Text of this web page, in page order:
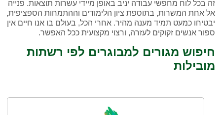
זה בכל לוח מחפשי עבודה יניב באופן מיידי עשרות תוצאות. פנייה
אל אחת המשרות, בתוספת ציון הלימודים וההתמחות הספציפית,
יבטיחו כמעט תמיד מענה מהיר. אחרי הכל, בעולם בו אנו חיים אין
ספור אנשים זקוקים לעזרה, ורצוי מקצועית ככל האפשר.
חיפוש מגורים למבוגרים לפי רשתות
מובילות